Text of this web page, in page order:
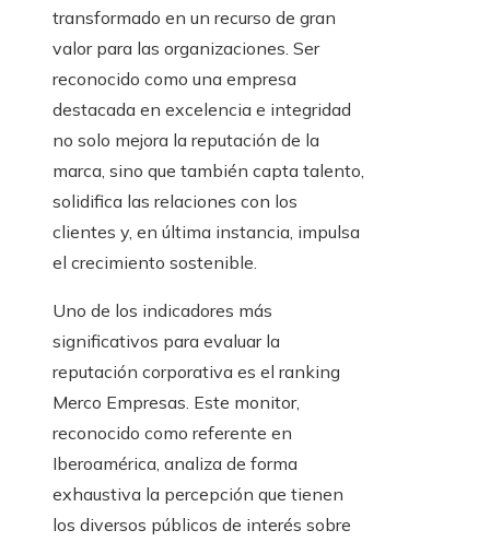
transformado en un recurso de gran
valor para las organizaciones. Ser
reconocido como una empresa
destacada en excelencia e integridad
no solo mejora la reputación de la
marca, sino que también capta talento,
solidifica las relaciones con los
clientes y, en última instancia, impulsa
el crecimiento sostenible.
Uno de los indicadores más
significativos para evaluar la
reputación corporativa es el ranking
Merco Empresas. Este monitor,
reconocido como referente en
Iberoamérica, analiza de forma
exhaustiva la percepción que tienen
los diversos públicos de interés sobre